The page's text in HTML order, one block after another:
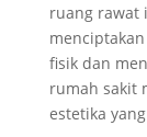
ruang rawat
fisik dan
rumah sakit
estetika